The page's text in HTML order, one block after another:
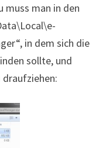
muss man in den
in dem sich die
sollte, und
draufziehen: